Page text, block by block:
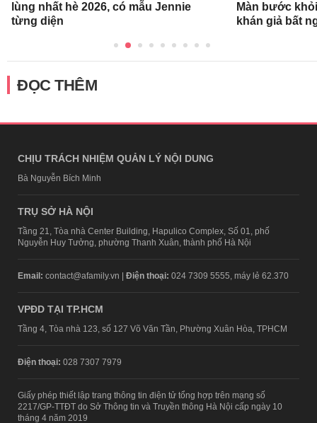
lùng nhất hè 2026, có mẫu Jennie
từng diện
Màn bước
khán giả bất
ĐỌC THÊM
CHỊU TRÁCH NHIỆM QUẢN LÝ NỘI DUNG
Bà Nguyễn Bích Minh
TRỤ SỞ HÀ NỘI
Tầng 21, Tòa nhà Center Building, Hapulico Complex, Số 01, phố
Nguyễn Huy Tưởng, phường Thanh Xuân, thành phố Hà Nội
Email: contact@afamily.vn | Điện thoại: 024 7309 5555, máy lẻ 62.370
VPĐD TẠI TP.HCM
Tầng 4, Tòa nhà 123, số 127 Võ Văn Tần, Phường Xuân Hòa, TPHCM
Điện thoại: 028 7307 7979
Giấy phép thiết lập trang thông tin điện tử tổng hợp trên mạng số
2217/GP-TTĐT do Sở Thông tin và Truyền thông Hà Nội cấp ngày 10
tháng 4 năm 2019